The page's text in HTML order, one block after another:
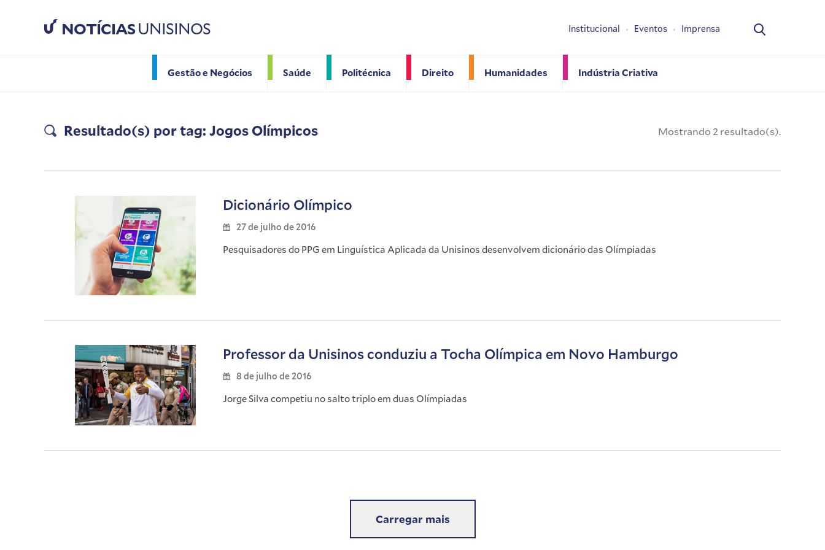
NOTÍCIASUNISINOS
Gestão e Negócios Saúde Politécnica Direito Humanidades Indústria Criativa
Institucional Eventos Imprensa
Resultado(s) por tag: Jogos Olímpicos Mostrando 2 resultado(s).
Dicionário Olímpico
27 de julho de 2016
Pesquisadores do PPG em Linguística Aplicada da Unisinos desenvolvem dicionário das Olímpiadas
Professor da Unisinos conduziu a Tocha Olímpica em Novo Hamburgo
8 de julho de 2016
Jorge Silva competiu no salto triplo em duas Olímpiadas
Carregar mais